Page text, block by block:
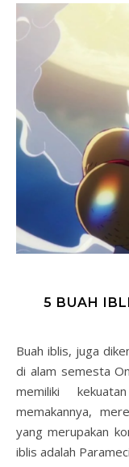
5 BUAH
Buah iblis, juga dikenal sebagai Buah Iblis, adalah buah unik
di alam semesta
memiliki
memakannya,
yang merupakan
iblis adalah